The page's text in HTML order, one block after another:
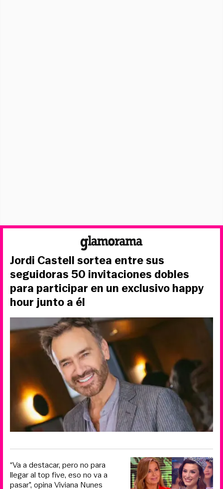
Jordi Castell sortea entre sus
seguidoras 50 invitaciones dobles
para participar en un exclusivo happy
hour junto a él
“Va a destacar, pero no para
llegar al top five, eso no va a
pasar”, opina Viviana Nunes